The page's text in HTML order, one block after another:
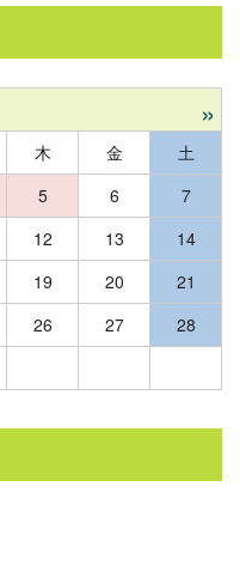
»
木 金
土
5 6
7
12 13
14
19 20
21
26 27
28